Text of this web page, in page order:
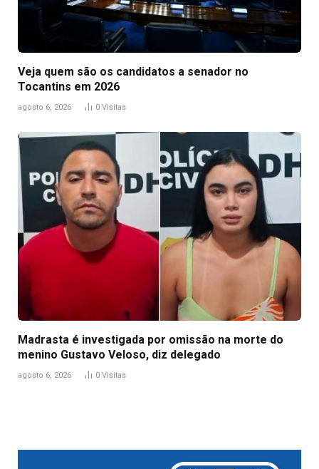
Veja quem são os candidatos a senador no
Tocantins em 2026
agosto 6, 2026 0 Visitas
Madrasta é investigada por omissão na morte do
menino Gustavo Veloso, diz delegado
agosto 6, 2026 0 Visitas